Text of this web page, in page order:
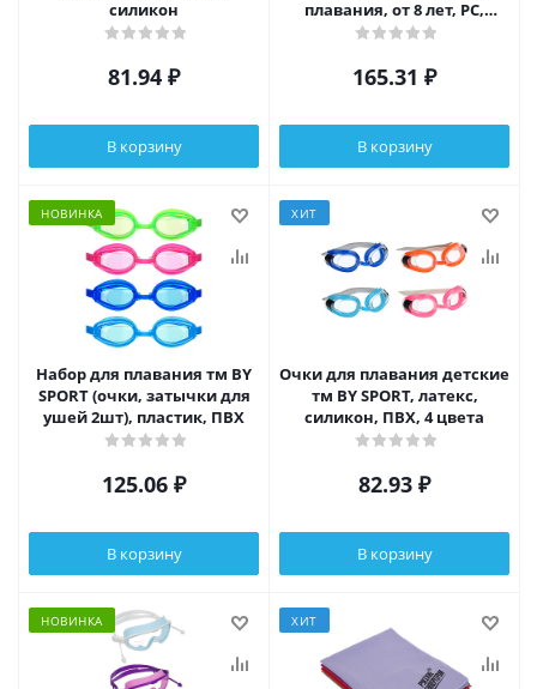
силикон
81.94 ₽
В корзину
плавания, от 8 лет, PC,
силикон, 4 цвета
165.31 ₽
В корзину
НОВИНКА
Набор для плавания тм BY
SPORT (очки, затычки для
ушей 2шт), пластик, ПВХ
125.06 ₽
В корзину
ХИТ
Очки для плавания детские
тм BY SPORT, латекс,
силикон, ПВХ, 4 цвета
82.93 ₽
В корзину
НОВИНКА ХИТ